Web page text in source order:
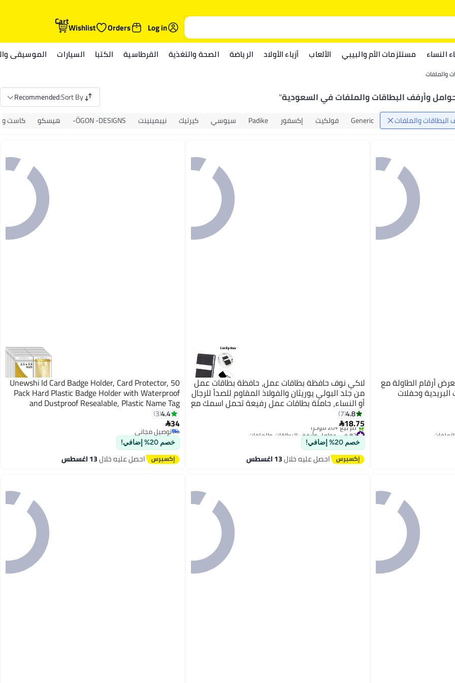
Log in
Orders
Wishlist
Cart
النساء مستلزمات الأم والبيبي الألعاب أزياء الأولاد الرياضة الصحة والتغذية القرطاسية الكتبا السيارات الموسيقى
والملفات
وأرفف البطاقات والملفات في السعودية"
Sort By
:
Recommended
البطاقات والملفات Generic فولكيت إكسفور Padike سيوسي كيرتيك نيبمينينت ÖGON -DESIGNS- هيسكو كاست
أرقام الطاولة مع
وحفلات
لاكي نوف حافظة بطاقات عمل، حافظة بطاقات عمل
من جلد البولي يوريثان والفولاذ المقاوم للصدأ للرجال
أو النساء، حاملة بطاقات عمل رفيعة تحمل اسمك مع
إغلاق مغناطيسي، كربون أسود
4.8
7
18.75
#2 في حوامل وأرفف البطاقات والملفات
توصيل مجاني
تم بيع +20 مؤخرًا
#2 في حوامل وأرفف البطاقات والملفات
خصم 20% إضافي!
احصل عليه خلال13 اغسطس
Unewshi Id Card Badge Holder, Card Protector, 50
Pack Hard Plastic Badge Holder with Waterproof
and Dustproof Resealable, Plastic Name Tag
Holder, Duty Vertical Clear Pvc Id Card Holder for
Standard Cards, Sports Cards
4.4
3
34
توصيل مجاني
توصيل مجاني
خصم 20% إضافي!
احصل عليه خلال13 اغسطس